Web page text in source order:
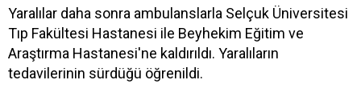
Yaralılar daha sonra ambulanslarla Selçuk Üniversitesi
Tıp Fakültesi Hastanesi ile Beyhekim Eğitim ve
Araştırma Hastanesi'ne kaldırıldı. Yaralıların
tedavilerinin sürdüğü öğrenildi.